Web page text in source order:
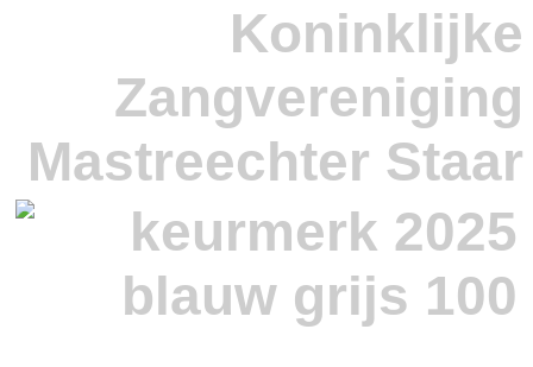
Koninklijke
Zangvereniging
Mastreechter Staar